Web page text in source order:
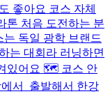
좋아요 코스 자체
톤 처음 도전하는 분
독일 광학 브랜드
는 대회라 러닝하면
있어요 🗺️ 코스 안
에서 출발해서 한강